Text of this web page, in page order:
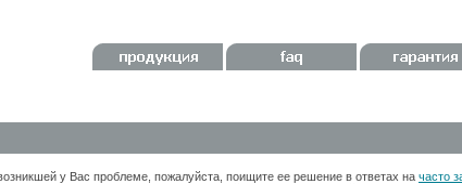
у Вас проблеме, пожалуйста, поищите ее решение в ответах на часто